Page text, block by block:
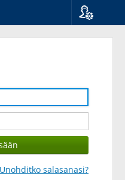
Unohditko salasanasi?